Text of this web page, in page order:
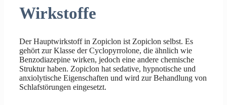
Wirkstoffe
Der Hauptwirkstoff in Zopiclon ist Zopiclon selbst. Es
gehört zur Klasse der Cyclopyrrolone, die ähnlich wie
Benzodiazepine wirken, jedoch eine andere chemische
Struktur haben. Zopiclon hat sedative, hypnotische und
anxiolytische Eigenschaften und wird zur Behandlung von
Schlafstörungen eingesetzt.